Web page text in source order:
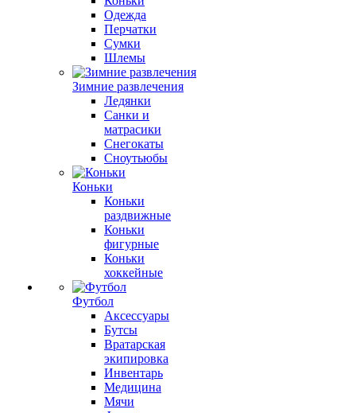
Одежда
Перчатки
Сумки
Шлемы
Зимние развлечения
Ледянки
Санки и
матрасики
Снегокаты
Сноутьюбы
Коньки
Коньки
раздвижные
Коньки
фигурные
Коньки
хоккейные
Футбол
Аксессуары
Бутсы
Вратарская
экипировка
Инвентарь
Медицина
Мячи